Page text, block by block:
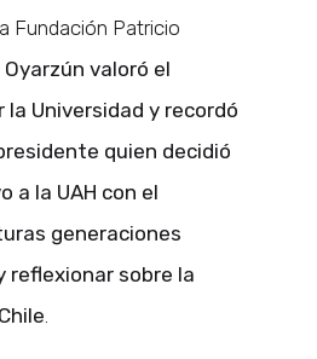
Fundación Patricio
valoró el
Universidad y recordó
quien decidió
a la UAH con el
generaciones
reflexionar sobre la